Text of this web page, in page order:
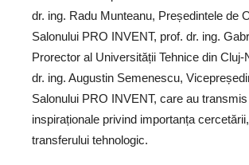
dr. ing. Radu Munteanu, Președintele de
Salonului PRO INVENT, prof. dr. ing.
Prorector al Universității Tehnice din Cluj-
dr. ing. Augustin Semenescu,
Salonului PRO INVENT, care au
inspiraționale privind importanța
transferului tehnologic.